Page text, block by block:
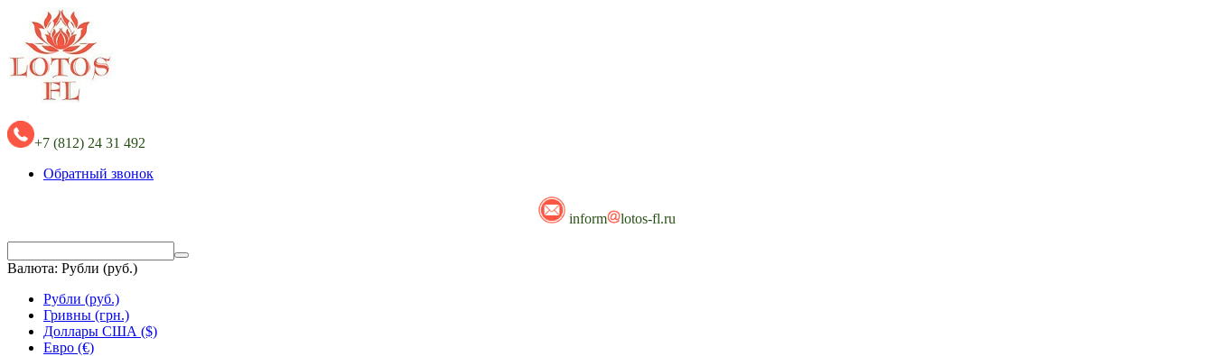
+7 (812) 24 31 492
Обратный звонок
inform lotos-fl.ru
Валюта: Рубли (руб.)
Рубли (руб.)
Гривны (грн.)
Доллары США ($)
Евро (€)